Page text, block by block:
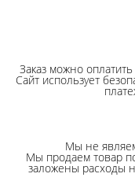
Заказ можно
Сайт использует
Мы не
Мы продаем товар
заложены расходы